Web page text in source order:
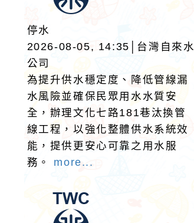
停水
2026-08-05, 14:35│台灣自來水
公司
為提升供水穩定度、降低管線漏
水風險並確保民眾用水水質安
全，辦理文化七路181巷汰換管
線工程，以強化整體供水系統效
能，提供更安心可靠之用水服
務。 more...